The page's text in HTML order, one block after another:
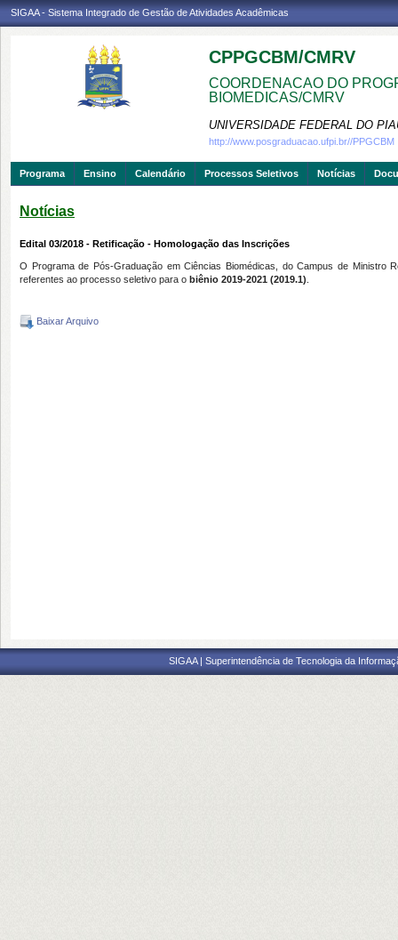
SIGAA - Sistema Integrado de Gestão de Atividades Acadêmicas
CPPGCBM/CMRV
COORDENACAO DO
BIOMEDICAS/CMRV
UNIVERSIDADE FEDERAL DO
http://www.posgraduacao.ufpi.br//PPGCBM
Programa Ensino Calendário Processos Seletivos Notícias
Notícias
Edital 03/2018 - Retificação - Homologação das Inscrições
O Programa de Pós-Graduação em Ciências Biomédicas, do Campus de Ministro
referentes ao processo seletivo para o biênio 2019-2021 (2019.1)
Baixar Arquivo
SIGAA | Superintendência de Tecnologia da